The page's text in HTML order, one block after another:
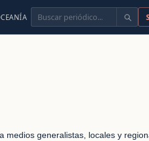
Buscar
generalistas, locales y